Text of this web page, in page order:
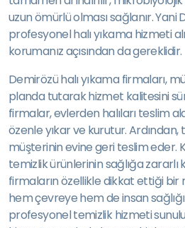
uzun ömürlü olması sağlanır. Yani
profesyonel halı yıkama hizmeti
korumanız açısından da gereklidir.
Demirözü halı yıkama firmaları,
planda tutarak hizmet kalitesini
firmalar, evlerden halıları teslim
özenle yıkar ve kurutur. Ardından,
müşterinin evine geri teslim eder.
temizlik ürünlerinin sağlığa
firmaların özellikle dikkat ettiği bir
hem çevreye hem de insan
profesyonel temizlik hizmeti